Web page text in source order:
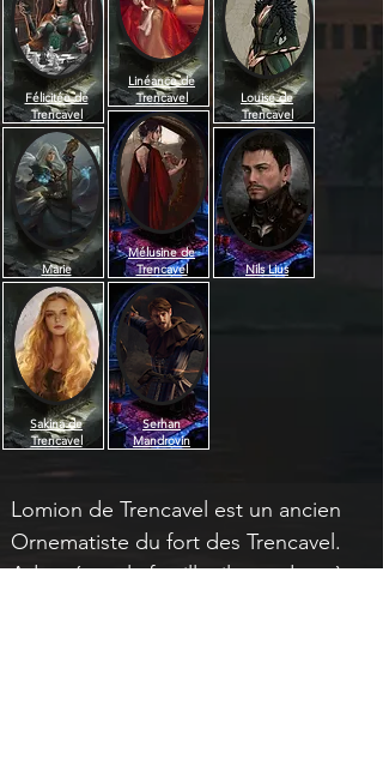
Félicitée de
Trencavel
Marie
Sakina de
Trencavel
Linéance de
Trencavel
Mélusine de
Trencavel
Serhan
Mandrovin
Louise de
Trencavel
Nils Lius
Lomion de Trencavel est un ancien
Ornematiste du fort des Trencavel.
Adopté par la famille, il prendra très